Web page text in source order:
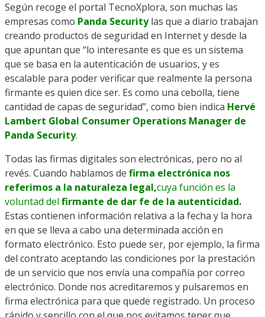
Según recoge el portal TecnoXplora, son muchas las
empresas como Panda Securitylas que a diario trabajan
creando productos de seguridad en Internet y desde la
que apuntan que “lo interesante es que es un sistema
que se basa en la autenticación de usuarios, y es
escalable para poder verificar que realmente la persona
firmante es quien dice ser. Es como una cebolla, tiene
cantidad de capas de seguridad”, como bien indica Hervé
Lambert Global Consumer Operations Manager de
Panda Security.
Todas las firmas digitales son electrónicas, pero no al
revés. Cuando hablamos de firma electrónica nos
referimos a la naturaleza legal,cuya función es la
voluntad del firmante de dar fe de la autenticidad.
Estas contienen información relativa a la fecha y la hora
en que se lleva a cabo una determinada acción en
formato electrónico. Esto puede ser, por ejemplo, la firma
del contrato aceptando las condiciones por la prestación
de un servicio que nos envía una compañía por correo
electrónico. Donde nos acreditaremos y pulsaremos en
firma electrónica para que quede registrado. Un proceso